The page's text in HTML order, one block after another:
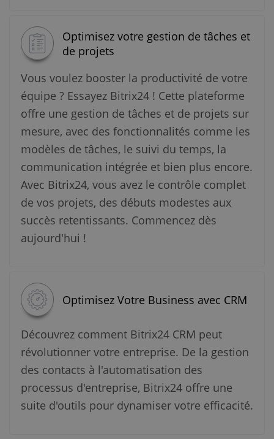
Optimisez votre gestion de tâches et
de projets
Vous voulez booster la productivité de votre
équipe ? Essayez Bitrix24 ! Cette plateforme
offre une gestion de tâches et de projets sur
mesure, avec des fonctionnalités comme les
modèles de tâches, le suivi du temps, la
communication intégrée et bien plus encore.
Avec Bitrix24, vous avez le contrôle complet
de vos projets, des débuts modestes aux
succès retentissants. Commencez dès
aujourd'hui !
Optimisez Votre Business avec CRM
Découvrez comment Bitrix24 CRM peut
révolutionner votre entreprise. De la gestion
des contacts à l'automatisation des
processus d'entreprise, Bitrix24 offre une
suite d'outils pour dynamiser votre efficacité.